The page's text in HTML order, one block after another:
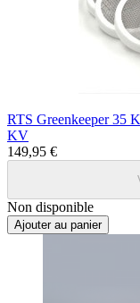
RTS Greenkeeper 35
KV
149,95 €
Non disponible
Ajouter au panier